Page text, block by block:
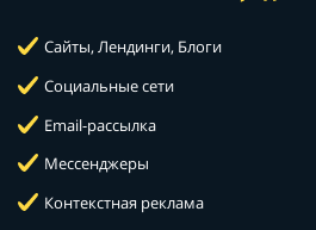
Сайты, Лендинги, Блоги
Социальные сети
Email-рассылка
Мессенджеры
Контекстная реклама